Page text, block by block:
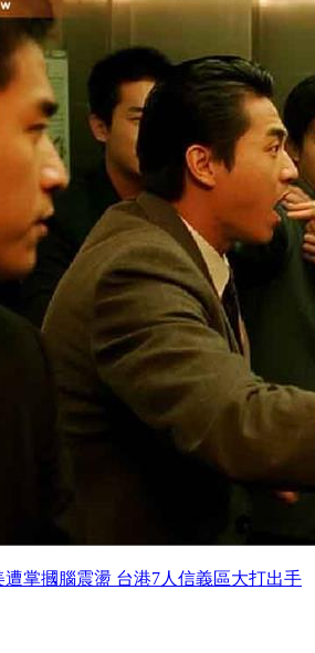
掌摑腦震盪 台港7人信義區大打出手